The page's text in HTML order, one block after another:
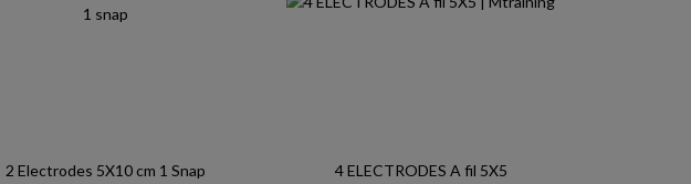
2 Electrodes 5X10 cm 1 Snap 4 ELECTRODES A fil 5X5